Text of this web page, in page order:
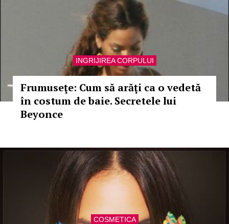
INGRIJIREA CORPULUI
Frumuseţe: Cum să arăţi ca o vedetă
în costum de baie. Secretele lui
Beyonce
COSMETICA